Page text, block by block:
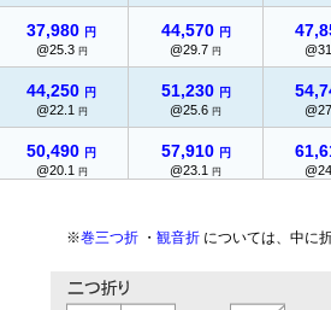
37,980 円
@25.3 円
44,570 円
@29.7円
44,250 円
@22.1 円
51,230 円
@25.6円
50,490 円
@20.1 円
57,910 円
@23.1円
@18.9円 @21.5円
@18円
※巻三つ折 ・ 観音折 については、中に